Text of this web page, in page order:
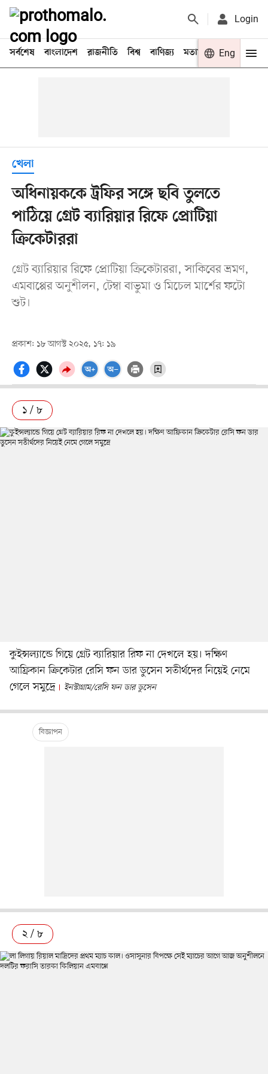
Login
সর্বশেষ বাংলাদেশ রাজনীতি বিশ্ব বাণিজ্য মতামত খেলা
Eng
খেলা
অধিনায়ককে ট্রফির সঙ্গে ছবি তুলতে
পাঠিয়ে গ্রেট ব্যারিয়ার রিফে প্রোটিয়া
ক্রিকেটাররা
গ্রেট ব্যারিয়ার রিফে প্রোটিয়া ক্রিকেটাররা, সাকিবের ভ্রমণ,
এমবাপ্পের অনুশীলন, টেম্বা বাভুমা ও মিচেল মার্শের ফটো
শুট।
প্রকাশ: ১৮ আগস্ট ২০২৫, ১৭: ১৯
১ / ৮
কুইন্সল্যান্ডে গিয়ে গ্রেট ব্যারিয়ার রিফ না দেখলে হয়। দক্ষিণ
আফ্রিকান ক্রিকেটার রেসি ফন ডার ডুসেন সতীর্থদের নিয়েই নেমে
গেলে সমুদ্রে
ইনস্টাগ্রাম/রেসি ফন ডার ডুসেন
২ / ৮